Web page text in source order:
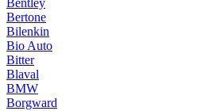
Bertone
Bilenkin
Bio Auto
Bitter
Blaval
BMW
Borgward